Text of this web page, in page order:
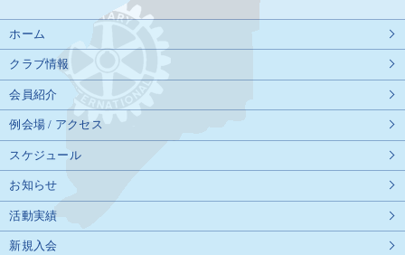
ホーム
クラブ情報
会員紹介
例会場 / アクセス
スケジュール
お知らせ
活動実績
新規入会